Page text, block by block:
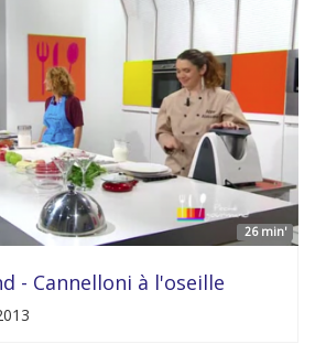
26 min'
- Cannelloni à l'oseille